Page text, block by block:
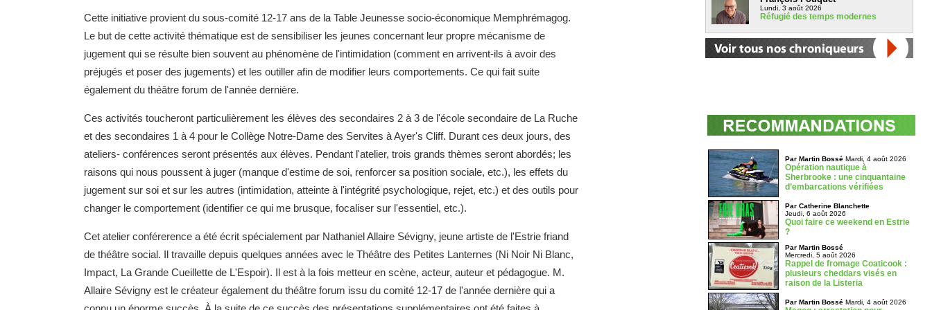
Cette initiative provient du sous-comité 12-17 ans de la Table Jeunesse socio-économique Memphrémagog.
Le but de cette activité thématique est de sensibiliser les jeunes concernant leur propre mécanisme de
jugement qui se résulte bien souvent au phénomène de l'intimidation (comment en arrivent-ils à avoir des
préjugés et poser des jugements) et les outiller afin de modifier leurs comportements. Ce qui fait suite
également du théâtre forum de l'année dernière.
Ces activités toucheront particulièrement les élèves des secondaires 2 à 3 de l'école secondaire de La Ruche
et des secondaires 1 à 4 pour le Collège Notre-Dame des Servites à Ayer's Cliff. Durant ces deux jours, des
ateliers- conférences seront présentés aux élèves. Pendant l'atelier, trois grands thèmes seront abordés; les
raisons qui nous poussent à juger (manque d'estime de soi, renforcer sa position sociale, etc.), les effets du
jugement sur soi et sur les autres (intimidation, atteinte à l'intégrité psychologique, rejet, etc.) et des outils pour
changer le comportement (identifier ce qui me brusque, focaliser sur l'essentiel, etc.).
Cet atelier conférerence a été écrit spécialement par Nathaniel Allaire Sévigny, jeune artiste de l'Estrie friand
de théâtre social. Il travaille depuis quelques années avec le Théâtre des Petites Lanternes (Ni Noir Ni Blanc,
Impact, La Grande Cueillette de L'Espoir). Il est à la fois metteur en scène, acteur, auteur et pédagogue. M.
Allaire Sévigny est le créateur également du théâtre forum issu du comité 12-17 de l'année dernière qui a
Lundi, 3 août 2026
Réfugié des temps modernes
Par Martin BosséMardi, 4 août 2026
Opération nautique à
Sherbrooke : une cinquantaine
d’embarcations vérifiées
Par Catherine Blanchette
Jeudi, 6 août 2026
Quoi faire ce weekend en Estrie
?
Par Martin Bossé
Mercredi, 5 août 2026
Rappel de fromage Coaticook :
plusieurs cheddars visés en
raison de la Listeria
Par Martin BosséMardi, 4 août 2026